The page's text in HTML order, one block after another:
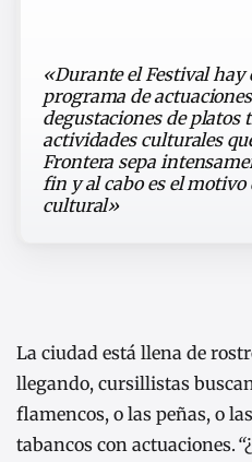
«Durante el Festival
programa de
degustaciones de platos
actividades culturales
Frontera sepa
fin y al cabo es el
cultural»
La ciudad está llena de
llegando, cursillistas
flamencos, o las peñas, o
tabancos con actuaciones. “